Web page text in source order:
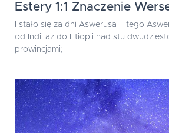
Estery 1:1 Znaczenie
I stało się za dni Aswerusa – tego
od Indii aż do Etiopii nad stu
prowincjami;